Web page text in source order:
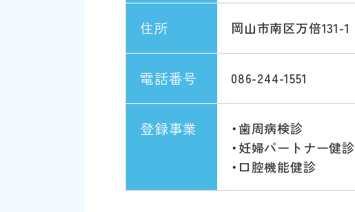
住所 岡山市南区万倍131-1
電話番号 086-244-1551
登録事業
・歯周病検診
・妊婦パートナー健診
・口腔機能健診